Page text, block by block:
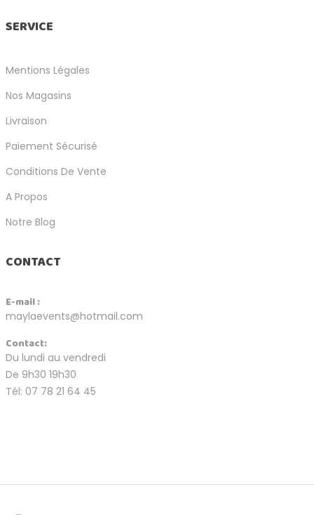
SERVICE
Mentions Légales
Nos Magasins
Livraison
Paiement Sécurisé
Conditions De Vente
A Propos
Notre Blog
CONTACT
E-mail :
maylaevents@hotmail.com
Contact:
Du lundi au vendredi
De 9h30 19h30
Tél: 07 78 21 64 45